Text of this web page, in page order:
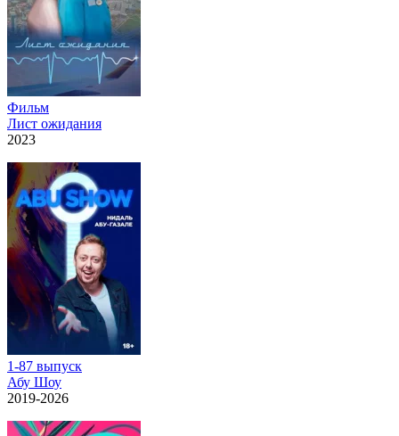
Фильм
Лист ожидания
2023
1-87 выпуск
Абу Шоу
2019-2026